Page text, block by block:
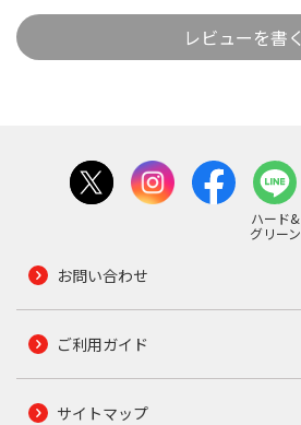
レビューを書く
ハード&
グリーン
お問い合わせ
ご利用ガイド
サイトマップ